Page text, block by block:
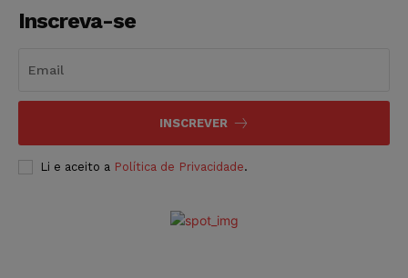
Inscreva-se
INSCREVER
Li e aceito a Política de Privacidade.